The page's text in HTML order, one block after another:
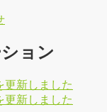
ョン
更新しました
更新しました